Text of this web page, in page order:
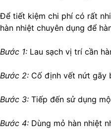
Để tiết kiệm chi phí có rất
hàn nhiệt chuyên dụng để
Bước 1: Lau sạch vị trí cần
Bước 2: Cố định vết nứt gãy
Bước 3: Tiếp đến sử dụng
Bước 4: Dùng mỏ hàn nhiệt